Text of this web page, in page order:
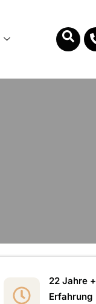
22 Jahre +
Erfahrung